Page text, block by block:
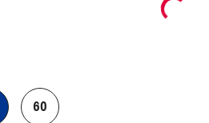
60